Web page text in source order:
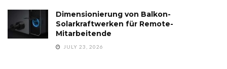
Dimensionierung von Balkon-
Solarkraftwerken für Remote-
Mitarbeitende
JULY 23, 2026